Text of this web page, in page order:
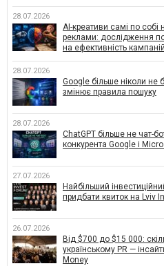
28.07.2026
AI-креативи самі по собі
реклами: дослідження
на ефективність кампаній
28.07.2026
Google більше ніколи не
змінює правила пошуку
28.07.2026
ChatGPT більше не чат-
конкурента Google і
27.07.2026
Найбільший
придбати квиток на Lviv
26.07.2026
Від $700 до $15 000:
українському PR —
Money